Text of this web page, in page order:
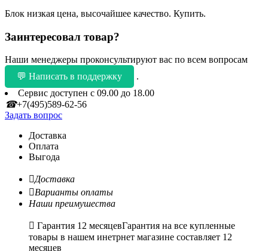
Блок низкая цена, высочайшее качество. Купить.
Заинтересовал товар?
Наши менеджеры проконсультируют вас по всем вопросам
💬 Написать в поддержку
.
Сервис доступен с 09.00 до 18.00
☎+7(495)589-62-56
Задать вопрос
Доставка
Оплата
Выгода
Доставка
Варианты оплаты
Наши преимушества
 Гарантия 12 месяцевГарантия на все купленные
товары в нашем инетрнет магазине составляет 12
месяцев